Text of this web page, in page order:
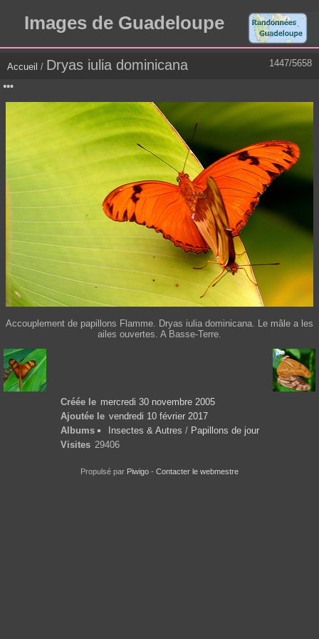
Images de Guadeloupe
1447/5658
Accueil / Dryas iulia dominicana
Accouplement de papillons Flamme. Dryas iulia dominicana. Le mâle a les
ailes ouvertes. A Basse-Terre.
Créée le mercredi 30 novembre 2005
Ajoutée le vendredi 10 février 2017
Albums
Insectes & Autres / Papillons de jour
Visites 29406
Propulsé par Piwigo - Contacter le webmestre